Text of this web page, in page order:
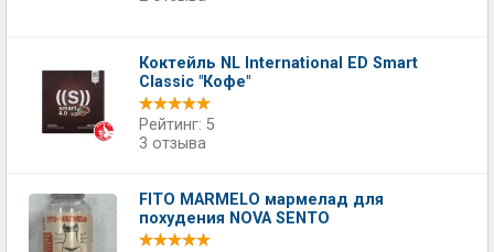
Коктейль NL International ED Smart
Classic "Кофе"
Рейтинг: 5
3 отзыва
FITO MARMELO мармелад для
похудения NOVA SENTO